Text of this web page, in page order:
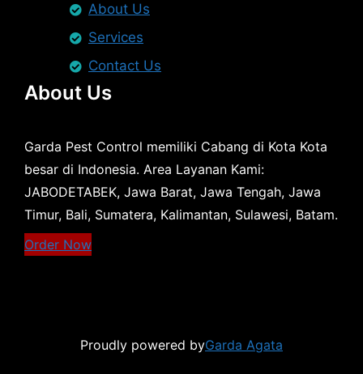
About Us
Services
Contact Us
About Us
Garda Pest Control memiliki Cabang di Kota Kota
besar di Indonesia. Area Layanan Kami:
JABODETABEK, Jawa Barat, Jawa Tengah, Jawa
Timur, Bali, Sumatera, Kalimantan, Sulawesi, Batam.
Order Now
Proudly powered byGarda Agata